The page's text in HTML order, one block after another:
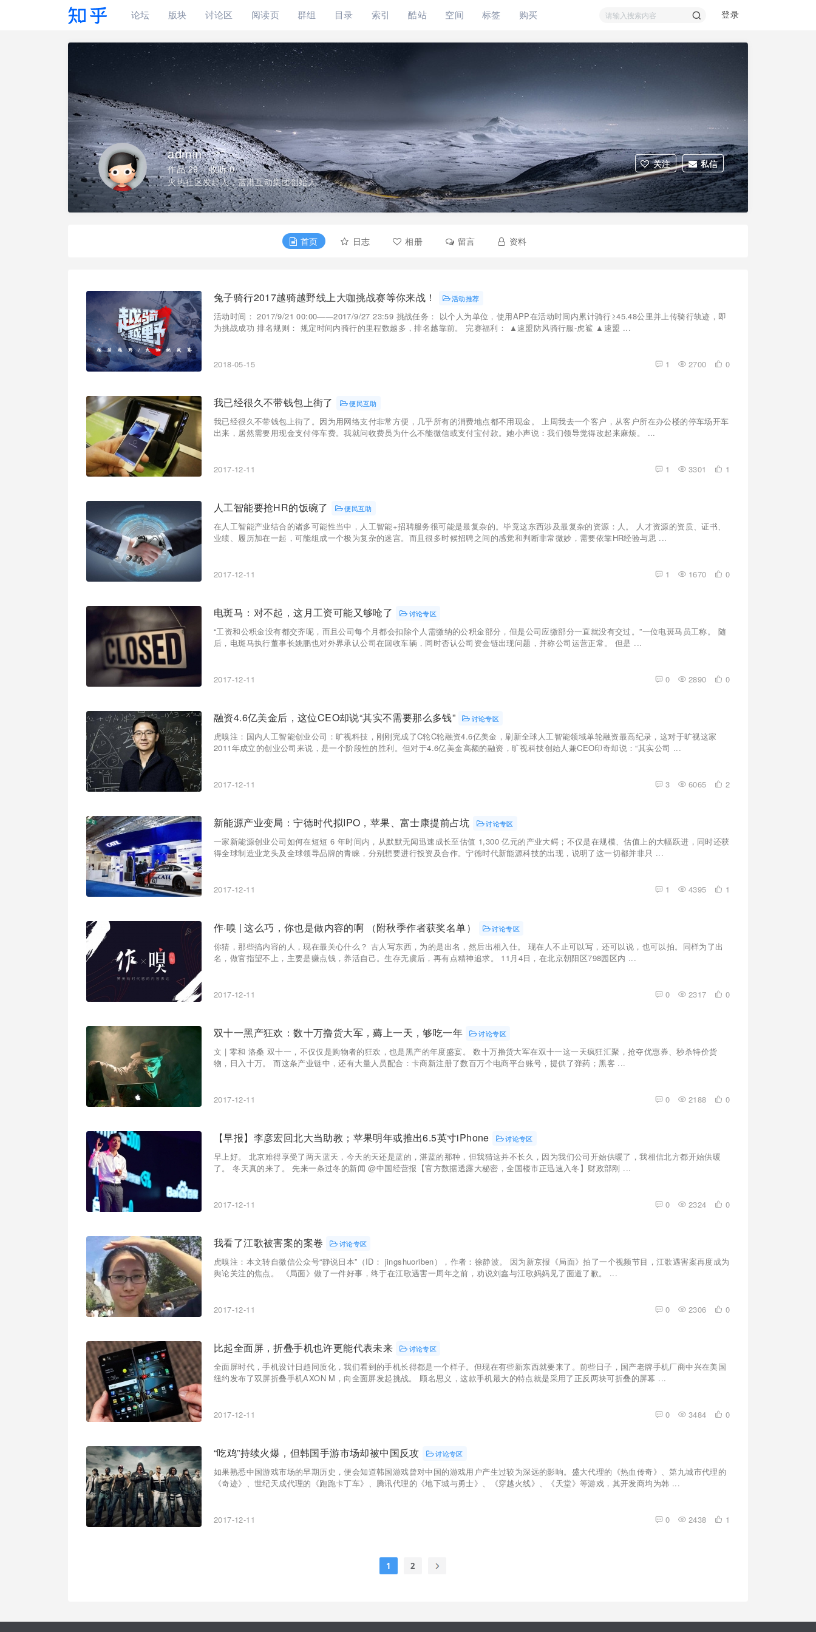
论坛 版块 讨论区 阅读页 群组 目录 索引 酷站 空间 标签 购买 登录
admin
作品 29
收听 0
火热社区发起人，蓝港互动集团创始人
关注 私信
首页 日志 相册 留言 资料
兔子骑行2017越骑越野线上大咖挑战赛等你来战！ 活动推荐
活动时间： 2017/9/21 00:00——2017/9/27 23:59 挑战任务： 以个人为单位，使用APP在活动时间内累计骑行≥45.48公里并上传骑行轨迹，即
为挑战成功 排名规则： 规定时间内骑行的里程数越多，排名越靠前。 完赛福利： ▲速盟防风骑行服-虎鲨 ▲速盟 ...
2018-05-15 1 2700 0
我已经很久不带钱包上街了 便民互助
我已经很久不带钱包上街了。因为用网络支付非常方便，几乎所有的消费地点都不用现金。 上周我去一个客户，从客户所在办公楼的停车场开车
出来，居然需要用现金支付停车费。我就问收费员为什么不能微信或支付宝付款。她小声说：我们领导觉得改起来麻烦。 ...
2017-12-11 1 3301 1
人工智能要抢HR的饭碗了 便民互助
在人工智能产业结合的诸多可能性当中，人工智能+招聘服务很可能是最复杂的。毕竟这东西涉及最复杂的资源：人。 人才资源的资质、证书、
业绩、履历加在一起，可能组成一个极为复杂的迷宫。而且很多时候招聘之间的感觉和判断非常微妙，需要依靠HR经验与思 ...
2017-12-11 1 1670 0
电斑马：对不起，这月工资可能又够呛了 讨论专区
“工资和公积金没有都交齐呢，而且公司每个月都会扣除个人需缴纳的公积金部分，但是公司应缴部分一直就没有交过。”一位电斑马员工称。 随
后，电斑马执行董事长姚鹏也对外界承认公司在回收车辆，同时否认公司资金链出现问题，并称公司运营正常。 但是 ...
2017-12-11 0 2890 0
融资4.6亿美金后，这位CEO却说“其实不需要那么多钱” 讨论专区
虎嗅注：国内人工智能创业公司：旷视科技，刚刚完成了C轮C轮融资4.6亿美金，刷新全球人工智能领域单轮融资最高纪录，这对于旷视这家
2011年成立的创业公司来说，是一个阶段性的胜利。但对于4.6亿美金高额的融资，旷视科技创始人兼CEO印奇却说：“其实公司 ...
2017-12-11 3 6065 2
新能源产业变局：宁德时代拟IPO，苹果、富士康提前占坑 讨论专区
一家新能源创业公司如何在短短 6 年时间内，从默默无闻迅速成长至估值 1,300 亿元的产业大鳄；不仅是在规模、估值上的大幅跃进，同时还获
得全球制造业龙头及全球领导品牌的青睐，分别想要进行投资及合作。宁德时代新能源科技的出现，说明了这一切都并非只 ...
2017-12-11 1 4395 1
作·嗅 | 这么巧，你也是做内容的啊 （附秋季作者获奖名单） 讨论专区
你猜，那些搞内容的人，现在最关心什么？ 古人写东西，为的是出名，然后出相入仕。 现在人不止可以写，还可以说，也可以拍。同样为了出
名，做官指望不上，主要是赚点钱，养活自己。生存无虞后，再有点精神追求。 11月4日，在北京朝阳区798园区内 ...
2017-12-11 0 2317 0
双十一黑产狂欢：数十万撸货大军，薅上一天，够吃一年 讨论专区
文 | 零和 洛桑 双十一，不仅仅是购物者的狂欢，也是黑产的年度盛宴。 数十万撸货大军在双十一这一天疯狂汇聚，抢夺优惠券、秒杀特价货
物，日入十万。 而这条产业链中，还有大量人员配合：卡商新注册了数百万个电商平台账号，提供了弹药；黑客 ...
2017-12-11 0 2188 0
【早报】李彦宏回北大当助教；苹果明年或推出6.5英寸iPhone 讨论专区
早上好。 北京难得享受了两天蓝天，今天的天还是蓝的，湛蓝的那种，但我猜这并不长久，因为我们公司开始供暖了，我相信北方都开始供暖
了。 冬天真的来了。 先来一条过冬的新闻 @中国经营报【官方数据透露大秘密，全国楼市正迅速入冬】财政部刚 ...
2017-12-11 0 2324 0
我看了江歌被害案的案卷 讨论专区
虎嗅注：本文转自微信公众号“静说日本”（ID： jingshuoriben），作者：徐静波。 因为新京报《局面》拍了一个视频节目，江歌遇害案再度成为
舆论关注的焦点。 《局面》做了一件好事，终于在江歌遇害一周年之前，劝说刘鑫与江歌妈妈见了面道了歉。 ...
2017-12-11 0 2306 0
比起全面屏，折叠手机也许更能代表未来 讨论专区
全面屏时代，手机设计日趋同质化，我们看到的手机长得都是一个样子。但现在有些新东西就要来了。前些日子，国产老牌手机厂商中兴在美国
纽约发布了双屏折叠手机AXON M，向全面屏发起挑战。 顾名思义，这款手机最大的特点就是采用了正反两块可折叠的屏幕 ...
2017-12-11 0 3484 0
“吃鸡”持续火爆，但韩国手游市场却被中国反攻 讨论专区
如果熟悉中国游戏市场的早期历史，便会知道韩国游戏曾对中国的游戏用户产生过较为深远的影响。盛大代理的《热血传奇》、第九城市代理的
《奇迹》、世纪天成代理的《跑跑卡丁车》、腾讯代理的《地下城与勇士》、《穿越火线》、《天堂》等游戏，其开发商均为韩 ...
2017-12-11 0 2438 1
1 2